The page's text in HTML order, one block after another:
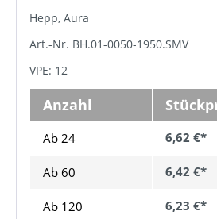
Hepp, Aura
Art.-Nr. BH.01-0050-1950.SMV
VPE: 12
Anzahl
Ab 24 6,62 €*
Ab 60 6,42 €*
Ab 120 6,23 €*